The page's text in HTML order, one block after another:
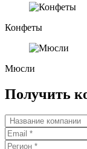
Конфеты
Мюсли
Получить